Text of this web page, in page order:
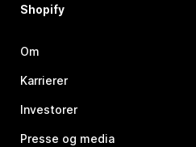
Shopify
Om
Karrierer
Investorer
Presse og media